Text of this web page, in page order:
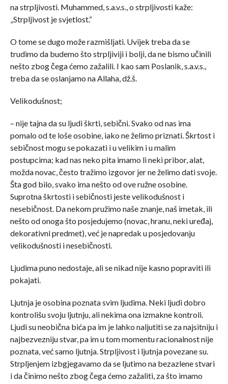
na strpljivosti. Muhammed, s.a.v.s., o strpljivosti kaže:
„Strpljivost je svjetlost.“
O tome se dugo može razmišljati. Uvijek treba da se
trudimo da budemo što strpljiviji i bolji, da ne bismo učinili
nešto zbog čega ćemo zažalili. I kao sam Poslanik, s.a.v.s.,
treba da se oslanjamo na Allaha, dž.š.
Velikodušnost;
– nije tajna da su ljudi škrti, sebični. Svako od nas ima
pomalo od te loše osobine, iako ne želimo priznati. Škrtost i
sebičnost mogu se pokazati i u velikim i u malim
postupcima; kad nas neko pita imamo li neki pribor, alat,
možda novac, često tražimo izgovor jer ne želimo dati svoje.
Šta god bilo, svako ima nešto od ove ružne osobine.
Suprotna škrtosti i sebičnosti jeste velikodušnost i
nesebičnost. Da nekom pružimo naše znanje, naš imetak, ili
nešto od onoga što posjedujemo (novac, hranu, neki uređaj,
dekorativni predmet), već je napredak u posjedovanju
velikodušnosti i nesebičnosti.
Ljudima puno nedostaje, ali se nikad nije kasno popraviti ili
pokajati.
Ljutnja je osobina poznata svim ljudima. Neki ljudi dobro
kontrolišu svoju ljutnju, ali nekima ona izmakne kontroli.
Ljudi su neobična bića pa im je lahko naljutiti se za najsitniju i
najbezvezniju stvar, pa im u tom momentu racionalnost nije
poznata, već samo ljutnja. Strpljivost i ljutnja povezane su.
Strpljenjem izbgjegavamo da se ljutimo na bezazlene stvari
i da činimo nešto zbog čega ćemo zažaliti, za što imamo